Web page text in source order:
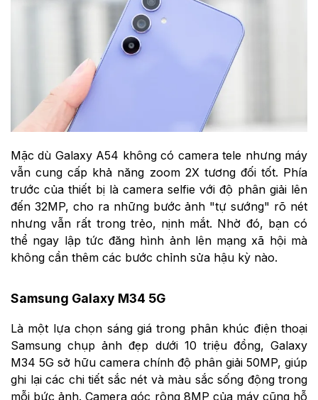
Mặc dù Galaxy A54 không có camera tele nhưng máy
vẫn cung cấp khả năng zoom 2X tương đối tốt. Phía
trước của thiết bị là camera selfie với độ phân giải lên
đến 32MP, cho ra những bước ảnh "tự sướng" rõ nét
nhưng vẫn rất trong trẻo, nịnh mắt. Nhờ đó, bạn có
thể ngay lập tức đăng hình ảnh lên mạng xã hội mà
không cần thêm các bước chỉnh sửa hậu kỳ nào.
Samsung Galaxy M34 5G
Là một lựa chọn sáng giá trong phân khúc điện thoại
Samsung chụp ảnh đẹp dưới 10 triệu đồng, Galaxy
M34 5G sở hữu camera chính độ phân giải 50MP, giúp
ghi lại các chi tiết sắc nét và màu sắc sống động trong
mỗi bức ảnh. Camera góc rộng 8MP của máy cũng hỗ